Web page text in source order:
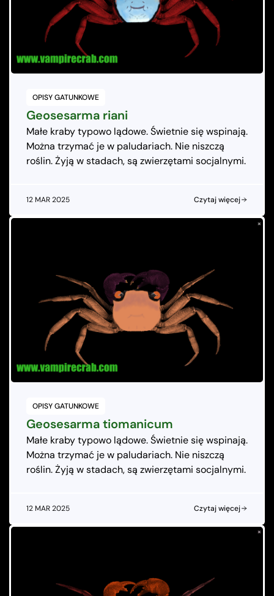
OPISY GATUNKOWE
Geosesarma riani
Małe kraby typowo lądowe. Świetnie się wspinają.
Można trzymać je w paludariach. Nie niszczą
roślin. Żyją w stadach, są zwierzętami socjalnymi.
12 MAR 2025 Czytaj więcej
OPISY GATUNKOWE
Geosesarma tiomanicum
Małe kraby typowo lądowe. Świetnie się wspinają.
Można trzymać je w paludariach. Nie niszczą
roślin. Żyją w stadach, są zwierzętami socjalnymi.
12 MAR 2025 Czytaj więcej